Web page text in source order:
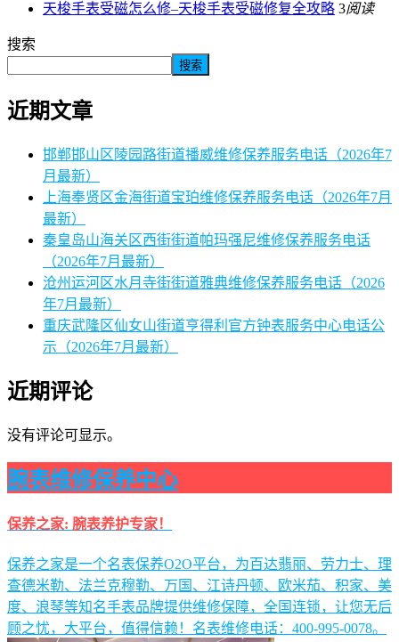
天梭手表受磁怎么修–天梭手表受磁修复全攻略 3阅读
搜索
搜索
近期文章
邯郸邯山区陵园路街道播威维修保养服务电话（2026年7
月最新）
上海奉贤区金海街道宝珀维修保养服务电话（2026年7月
最新）
秦皇岛山海关区西街街道帕玛强尼维修保养服务电话
（2026年7月最新）
沧州运河区水月寺街街道雅典维修保养服务电话（2026
年7月最新）
重庆武隆区仙女山街道亨得利官方钟表服务中心电话公
示（2026年7月最新）
近期评论
没有评论可显示。
腕表维修保养中心
保养之家: 腕表养护专家！
保养之家是一个名表保养O2O平台，为百达翡丽、劳力士、理
查德米勒、法兰克穆勒、万国、江诗丹顿、欧米茄、积家、美
度、浪琴等知名手表品牌提供维修保障，全国连锁，让您无后
顾之忧，大平台，值得信赖！名表维修电话：400-995-0078。